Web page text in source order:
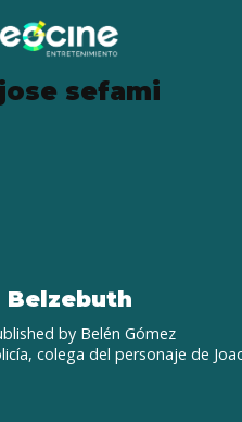
sefami
Belzebuth
by Belén Gómez
colega del personaje de